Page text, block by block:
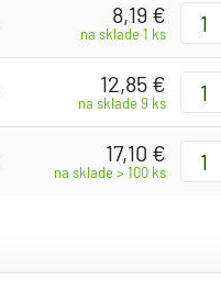
8,19 €
na sklade 1 ks
12,85 €
na sklade 9 ks
17,10 €
na sklade > 100 ks